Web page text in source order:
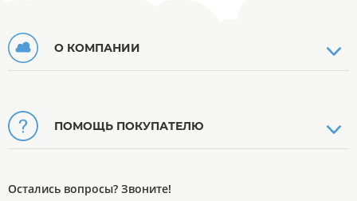
О КОМПАНИИ
ПОМОЩЬ ПОКУПАТЕЛЮ
Остались вопросы? Звоните!